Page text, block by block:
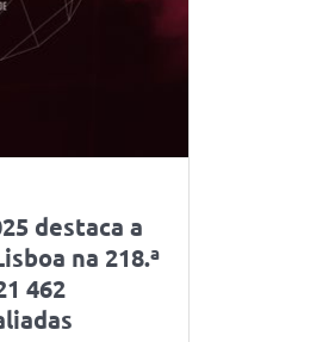
destaca a
na 218.ª
462